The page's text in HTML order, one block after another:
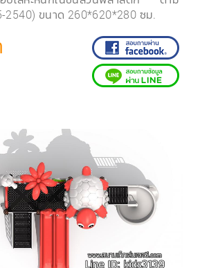
2540) ขนาด 260*620*280 ซม.